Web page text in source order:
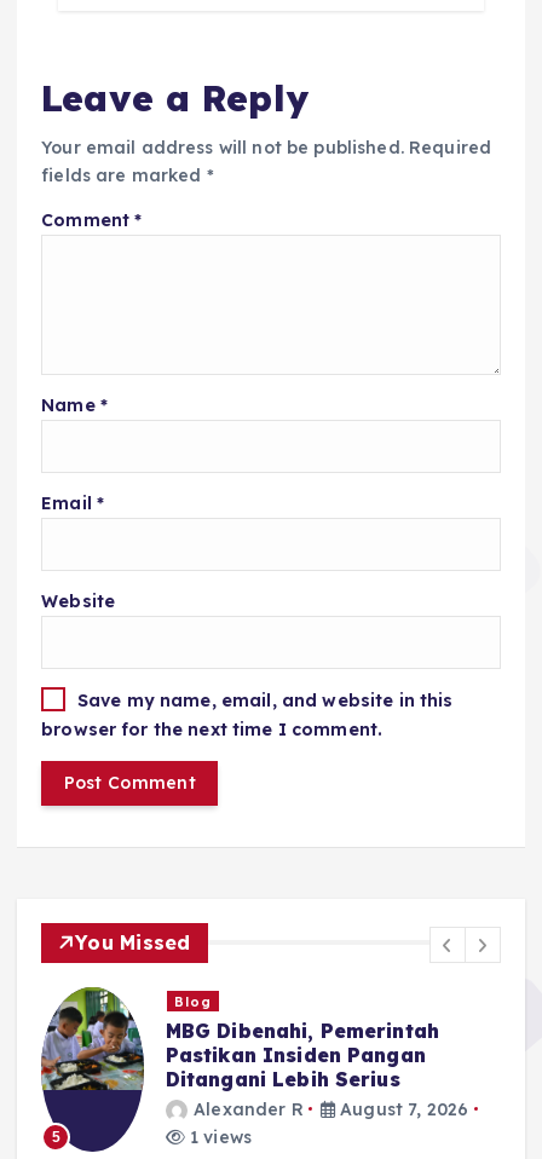
Leave a Reply
Your email address will not be published. Required
fields are marked *
Comment*
Name *
Email *
Website
Save my name, email, and website in this
browser for the next time I comment.
You Missed
5
Blog
MBG Dibenahi, Pemerintah
Pastikan Insiden Pangan
Ditangani Lebih Serius
Alexander R
August 7, 2026
1 views